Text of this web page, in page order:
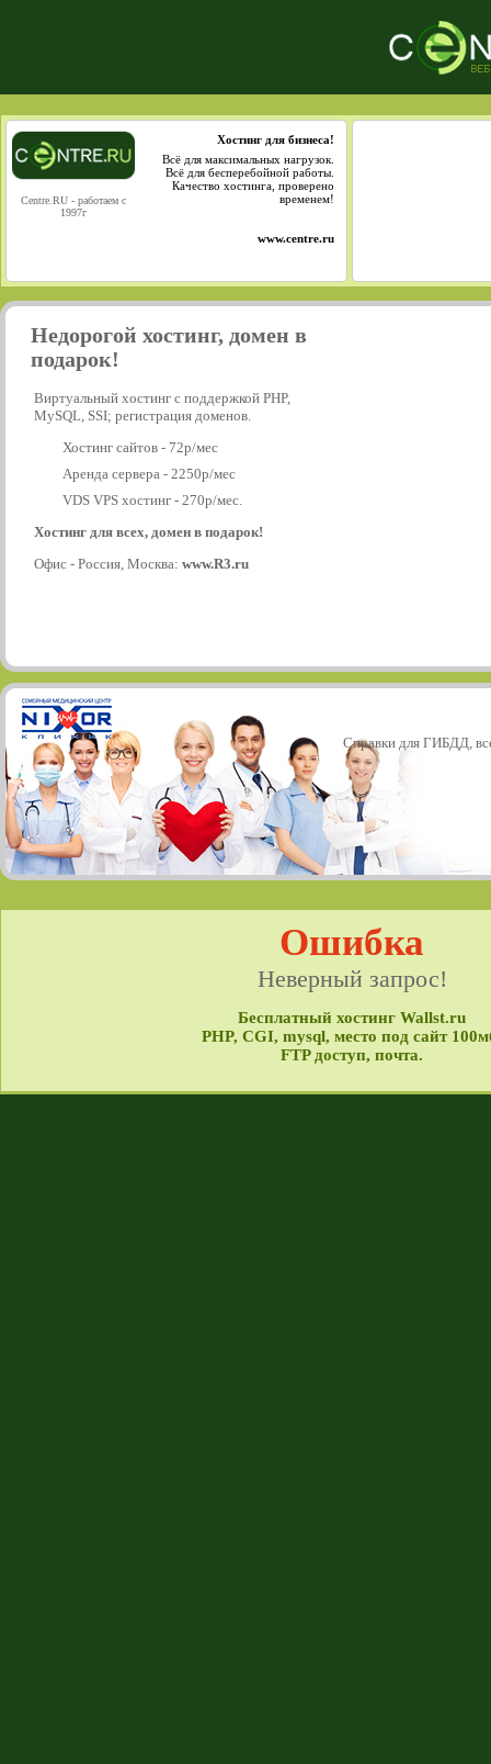
Centre.RU - работаем с
1997г
Хостинг для бизнеса!
Всё для максимальных нагрузок.
Всё для бесперебойной работы.
Качество хостинга, проверено
временем!
www.centre.ru
Недорогой хостинг, домен в
подарок!
Виртуальный хостинг с поддержкой PHP,
MySQL, SSI; регистрация доменов.
Хостинг сайтов - 72р/мес
Аренда сервера - 2250р/мес
VDS VPS хостинг - 270р/мес.
Хостинг для всех, домен в подарок!
Офис - Россия, Москва: www.R3.ru
Справки для ГИБДД,
Ошибка
Неверный запрос!
Бесплатный хостинг Wallst.ru
PHP, CGI, mysql, место под сайт
FTP доступ, почта.